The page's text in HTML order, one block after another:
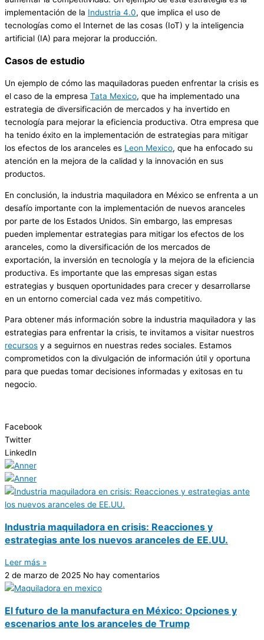
implementación de la Industria 4.0, que implica el uso de
tecnologías como el Internet de las cosas (IoT) y la inteligencia
artificial (IA) para mejorar la producción.
Casos de estudio
Un ejemplo de cómo las maquiladoras pueden enfrentar la crisis es
el caso de la empresa Tata Mexico, que ha implementado una
estrategia de diversificación de mercados y ha invertido en
tecnología para mejorar la eficiencia productiva. Otra empresa que
ha tenido éxito en la implementación de estrategias para mitigar
los efectos de los aranceles es Leon Mexico, que ha enfocado su
atención en la mejora de la calidad y la innovación en sus
productos.
En conclusión, la industria maquiladora en México se enfrenta a un
desafío importante con la implementación de nuevos aranceles
por parte de los Estados Unidos. Sin embargo, las empresas
pueden implementar estrategias para mitigar los efectos de los
aranceles, como la diversificación de los mercados de
exportación, la inversión en tecnología y la mejora de la eficiencia
productiva. Es importante que las empresas sigan estas
estrategias y busquen oportunidades para crecer y desarrollarse
en un entorno comercial cada vez más competitivo.
Para obtener más información sobre la industria maquiladora y las
estrategias para enfrentar la crisis, te invitamos a visitar nuestros
recursos y a seguirnos en nuestras redes sociales. Estamos
comprometidos con la divulgación de información útil y oportuna
para que puedas tomar decisiones informadas y exitosas en tu
negocio.
Facebook
Twitter
LinkedIn
Industria maquiladora en crisis: Reacciones y
estrategias ante los nuevos aranceles de EE.UU.
Leer más »
2 de marzo de 2025 No hay comentarios
El futuro de la manufactura en México: Opciones y
escenarios ante los aranceles de Trump